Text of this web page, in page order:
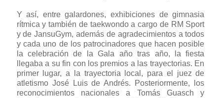
Y así, entre galardones, exhibiciones de gimnasia
rítmica y también de taekwondo a cargo de RM Sport
y de JansuGym, además de agradecimientos a todos
y cada uno de los patrocinadores que hacen posible
la celebración de la Gala año tras año, la fiesta
llegaba a su fin con los premios a las trayectorias. En
primer lugar, a la trayectoria local, para el juez de
atletismo José Luis de Andrés. Posteriormente, los
reconocimientos nacionales a Tomás Guasch y